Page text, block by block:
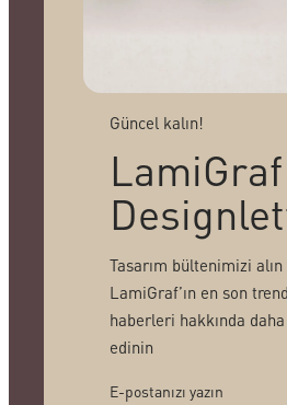
Güncel kalın!
LamiGraf
Tasarım bültenimizi alın
LamiGraf’ın en son
haberleri hakkında
edinin
E-postanızı yazın